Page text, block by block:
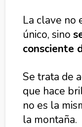
La clave no
único, sino
consciente
Se trata de
que hace
no es la
la montaña.